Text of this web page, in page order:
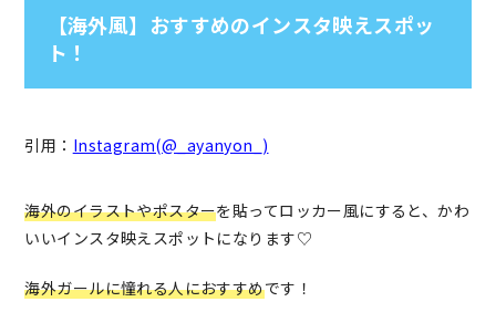
【海外風】おすすめのインスタ映えスポッ
ト！
引用： Instagram(@_ayanyon_)
海外のイラストやポスターを貼ってロッカー風にすると、かわ
いいインスタ映えスポットになります♡
海外ガールに憧れる人におすすめです！